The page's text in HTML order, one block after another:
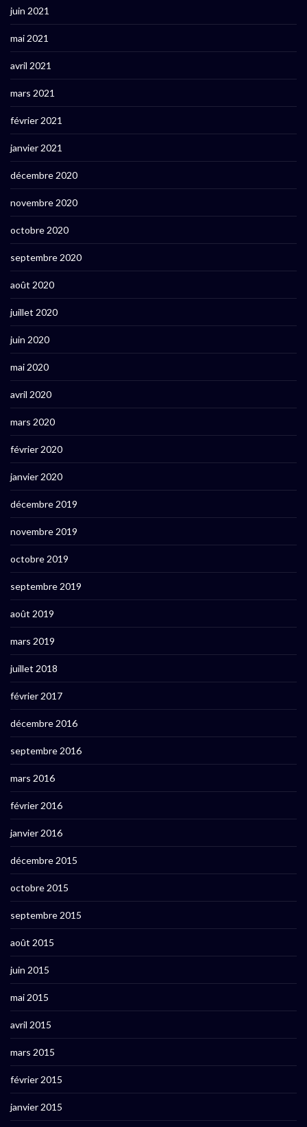
juin 2021
mai 2021
avril 2021
mars 2021
février 2021
janvier 2021
décembre 2020
novembre 2020
octobre 2020
septembre 2020
août 2020
juillet 2020
juin 2020
mai 2020
avril 2020
mars 2020
février 2020
janvier 2020
décembre 2019
novembre 2019
octobre 2019
septembre 2019
août 2019
mars 2019
juillet 2018
février 2017
décembre 2016
septembre 2016
mars 2016
février 2016
janvier 2016
décembre 2015
octobre 2015
septembre 2015
août 2015
juin 2015
mai 2015
avril 2015
mars 2015
février 2015
janvier 2015